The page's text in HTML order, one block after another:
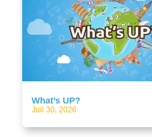
What’s UP?
Juil 30, 2026